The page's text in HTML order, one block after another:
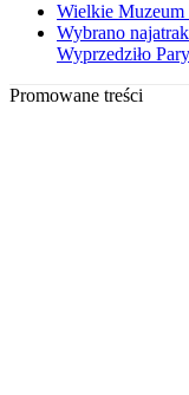
Wielkie Muzeum
Wybrano
Wyprzedziło
Promowane treści